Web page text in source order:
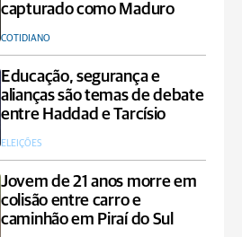
capturado como Maduro
COTIDIANO
Educação, segurança e
alianças são temas de debate
entre Haddad e Tarcísio
ELEIÇÕES
Jovem de 21 anos morre em
colisão entre carro e
caminhão em Piraí do Sul